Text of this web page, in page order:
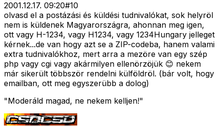
2001.12.17. 09:20#10
olvasd el a postázási és küldési tudnivalókat, sok helyröl
nem is küldenek Magyarországra, ahonnan meg igen,
ott vagy H-1234, vagy H1234, vagy 1234Hungary jelleget
kérnek...de van hogy azt se a ZIP-codeba, hanem valami
extra tudnivalókhoz, mert arra a mezöre van egy szép
php vagy cgi vagy akármilyen ellenörzöjük 😊 nekem
már sikerült többször rendelni külföldröl. (bár volt, hogy
emailban, ott meg egyszerübb a dolog)
"Moderáld magad, ne nekem kelljen!"